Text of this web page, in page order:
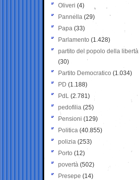
Oliveri (4)
Pannella (29)
Papa (33)
Parlamento (1.428)
partito del popolo della libertà
(30)
Partito Democratico (1.034)
PD (1.188)
PdL (2.781)
pedofilia (25)
Pensioni (129)
Politica (40.855)
polizia (253)
Porto (12)
povertà (502)
Presepe (14)